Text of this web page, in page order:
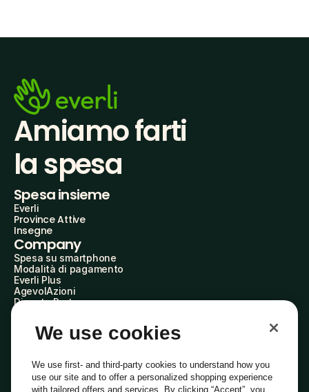
Amiamo farti
la spesa
Spesa insieme
Everli
Province Attive
Insegne
Company
Spesa su smartphone
Modalità di pagamento
Everli Plus
AgevolAzioni
Diventa Partner
Everli Shoppers
About Us
Everli News
Domande frequenti
Lavora con noi
We use cookies
We use first- and third-party cookies to understand how you
use our site and to offer a personalized shopping experience
with tailored offers and services. By clicking “Accept”, you